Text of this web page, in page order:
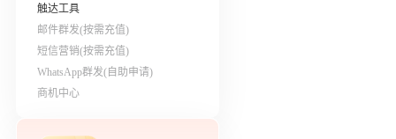
触达工具
邮件群发(按需充值)
短信营销(按需充值)
WhatsApp群发(自助申请)
商机中心